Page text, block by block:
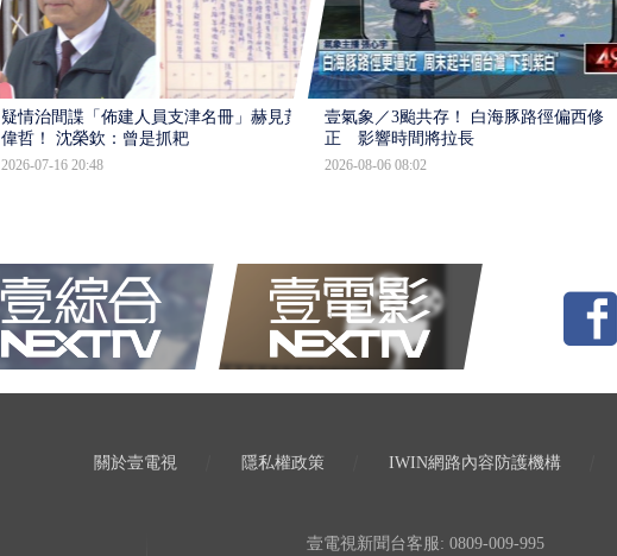
疑情治間諜「佈建人員支津名冊」赫見黃
偉哲！ 沈榮欽：曾是抓耙
2026-07-16 20:48
壹氣象／3颱共存！ 白海豚路徑偏西修
正 影響時間將拉長
2026-08-06 08:02
關於壹電視 隱私權政策 IWIN網路內容防護機構
壹電視新聞台客服: 0809-009-995